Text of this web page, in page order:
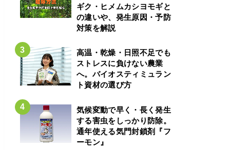
ギク・ヒメムカシヨモギと
の違いや、発生原因・予防
対策を解説
高温・乾燥・日照不足でも
ストレスに負けない農業
へ。バイオスティミュラン
ト資材の選び方
気候変動で早く・長く発生
する害虫をしっかり防除。
通年使える気門封鎖剤『フ
ーモン』